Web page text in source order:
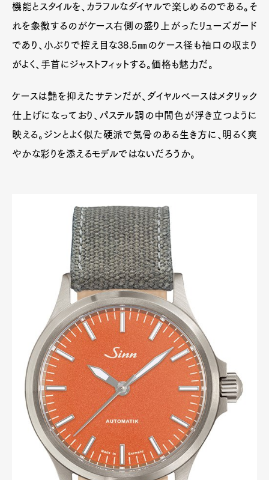
機能とスタイルを、カラフルなダイヤルで楽しめるのである。そ
れを象徴するのがケース右側の盛り上がったリューズガード
であり、小ぶりで控え目な38.5㎜のケース径も袖口の収まり
がよく、手首にジャストフィットする。価格も魅力だ。
ケースは艶を抑えたサテンだが、ダイヤルベースはメタリック
仕上げになっており、パステル調の中間色が浮き立つように
映える。ジンとよく似た硬派で気骨のある生き方に、明るく爽
やかな彩りを添えるモデルではないだろうか。